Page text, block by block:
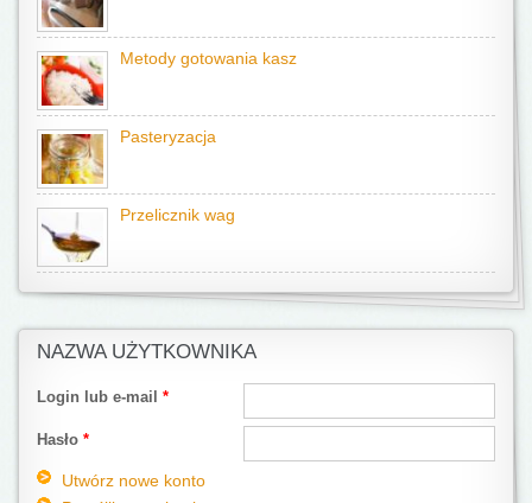
Metody gotowania kasz
Pasteryzacja
Przelicznik wag
NAZWA UŻYTKOWNIKA
Login lub e-mail *
Hasło *
Utwórz nowe konto